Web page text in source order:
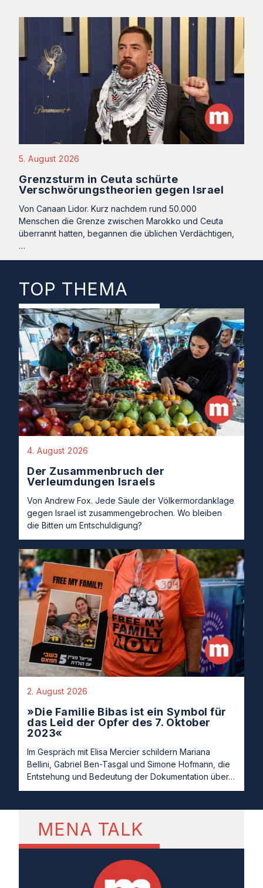
5. August 2026
Grenzsturm in Ceuta schürte
Verschwörungstheorien gegen Israel
Von Canaan Lidor. Kurz nachdem rund 50.000
Menschen die Grenze zwischen Marokko und Ceuta
überrannt hatten, begannen die üblichen Verdächtigen,
…
TOP THEMA
4. August 2026
Der Zusammenbruch der
Verleumdungen Israels
Von Andrew Fox. Jede Säule der Völkermordanklage
gegen Israel ist zusammengebrochen. Wo bleiben
die Bitten um Entschuldigung?
2. August 2026
»Die Familie Bibas ist ein Symbol für
das Leid der Opfer des 7. Oktober
2023«
Im Gespräch mit Elisa Mercier schildern Mariana
Bellini, Gabriel Ben-Tasgal und Simone Hofmann, die
Entstehung und Bedeutung der Dokumentation über…
MENA TALK